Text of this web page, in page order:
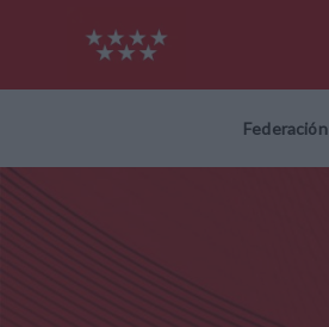
Federación